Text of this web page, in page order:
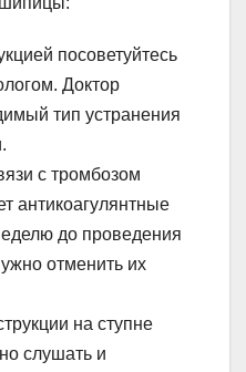
посоветуйтесь
Доктор
тип устранения
с тромбозом
антикоагулянтные
до проведения
отменить их
на ступне
слушать и